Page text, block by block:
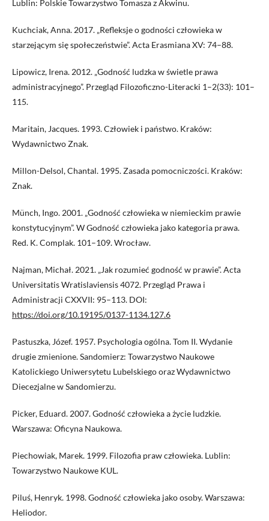
Lublin: Polskie Towarzystwo Tomasza z Akwinu.
Kuchciak, Anna. 2017. „Refleksje o godności człowieka w
starzejącym się społeczeństwie”. Acta Erasmiana XV: 74–88.
Lipowicz, Irena. 2012. „Godność ludzka w świetle prawa
administracyjnego”. Przegląd Filozoficzno-Literacki 1–2(33): 101–
115.
Maritain, Jacques. 1993. Człowiek i państwo. Kraków:
Wydawnictwo Znak.
Millon-Delsol, Chantal. 1995. Zasada pomocniczości. Kraków:
Znak.
Münch, Ingo. 2001. „Godność człowieka w niemieckim prawie
konstytucyjnym”. W Godność człowieka jako kategoria prawa.
Red. K. Complak. 101–109. Wrocław.
Najman, Michał. 2021. „Jak rozumieć godność w prawie”. Acta
Universitatis Wratislaviensis 4072. Przegląd Prawa i
Administracji CXXVII: 95–113. DOI:
https://doi.org/10.19195/0137-1134.127.6
Pastuszka, Józef. 1957. Psychologia ogólna. Tom II. Wydanie
drugie zmienione. Sandomierz: Towarzystwo Naukowe
Katolickiego Uniwersytetu Lubelskiego oraz Wydawnictwo
Diecezjalne w Sandomierzu.
Picker, Eduard. 2007. Godność człowieka a życie ludzkie.
Warszawa: Oficyna Naukowa.
Piechowiak, Marek. 1999. Filozofia praw człowieka. Lublin:
Towarzystwo Naukowe KUL.
Piluś, Henryk. 1998. Godność człowieka jako osoby. Warszawa:
Heliodor.